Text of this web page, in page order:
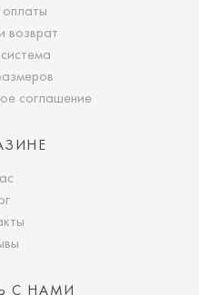
возврат
соглашение
С НАМИ